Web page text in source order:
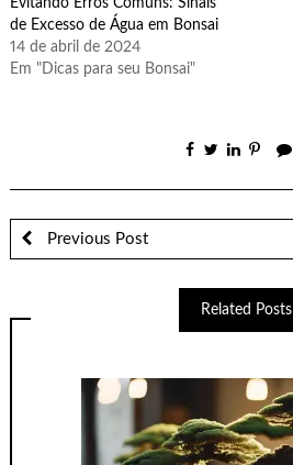
Evitando Erros Comuns: Sinais
de Excesso de Água em Bonsai
14 de abril de 2024
Em "Dicas para seu Bonsai"
Previous Post
Related Posts